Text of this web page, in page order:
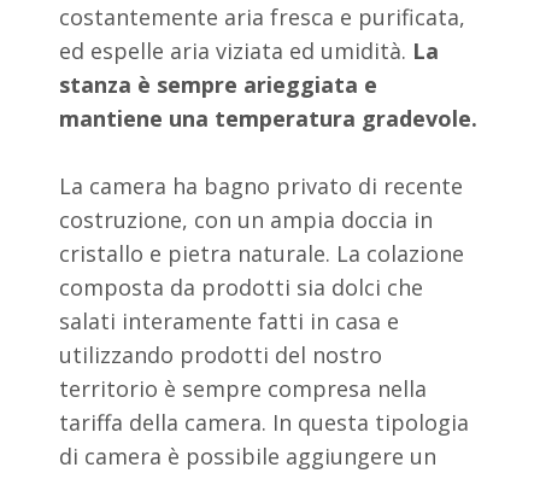
costantemente aria fresca e purificata,
ed espelle aria viziata ed umidità. La
stanza è sempre arieggiata e
mantiene una temperatura gradevole.
La camera ha bagno privato di recente
costruzione, con un ampia doccia in
cristallo e pietra naturale. La colazione
composta da prodotti sia dolci che
salati interamente fatti in casa e
utilizzando prodotti del nostro
territorio è sempre compresa nella
tariffa della camera. In questa tipologia
di camera è possibile aggiungere un